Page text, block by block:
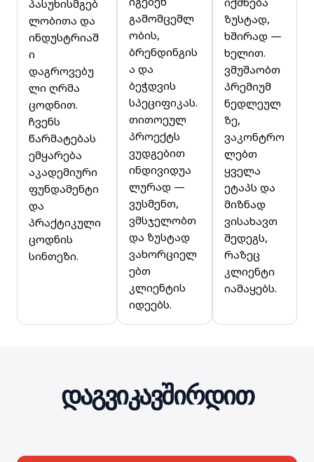
პასუხისმგებ
ლობითა და
ინდუსტრიაშ
ი
დაგროვებუ
ლი ღრმა
ცოდნით.
ჩვენს
წარმატებას
ემყარება
აკადემიური
ფუნდამენტი
და
პრაქტიკული
ცოდნის
სინთეზი.
გამომცემლ
ობის,
ბრენდინგის
ა და
ბეჭდვის
სპეციფიკას.
თითოეულ
პროექტს
ვუდგებით
ინდივიდუა
ლურად —
ვუსმენთ,
ვმსჯელობთ
და ზუსტად
ვახორციელ
ებთ
კლიენტის
იდეებს.
ზუსტად,
ხშირად —
ხელით.
ვმუშაობთ
პრემიუმ
ნედლეულ
ზე,
ვაკონტრო
ლებთ
ყველა
ეტაპს და
მიზნად
ვისახავთ
შედეგს,
რაზეც
კლიენტი
იამაყებს.
დაგვიკავშირდით